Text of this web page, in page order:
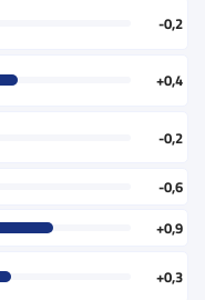
-0,2
+0,4
-0,2
-0,6
+0,9
+0,3